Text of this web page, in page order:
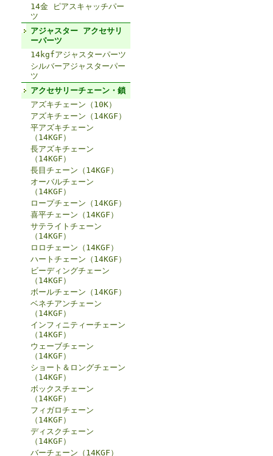
14金 ピアスキャッチパー
ツ
アジャスター アクセサリ
ーパーツ
14kgfアジャスターパーツ
シルバーアジャスターパー
ツ
アクセサリーチェーン・鎖
アズキチェーン（10K）
アズキチェーン（14KGF）
平アズキチェーン
（14KGF）
長アズキチェーン
（14KGF）
長目チェーン（14KGF）
オーバルチェーン
（14KGF）
ロープチェーン（14KGF）
喜平チェーン（14KGF）
サテライトチェーン
（14KGF）
ロロチェーン（14KGF）
ハートチェーン（14KGF）
ビーディングチェーン
（14KGF）
ボールチェーン（14KGF）
ベネチアンチェーン
（14KGF）
インフィニティーチェーン
（14KGF）
ウェーブチェーン
（14KGF）
ショート＆ロングチェーン
（14KGF）
ボックスチェーン
（14KGF）
フィガロチェーン
（14KGF）
ディスクチェーン
（14KGF）
バーチェーン（14KGF）